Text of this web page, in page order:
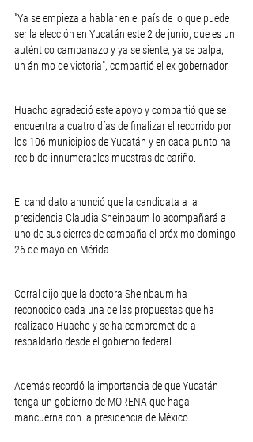
"Ya se empieza a hablar en el país de lo que puede
ser la elección en Yucatán este 2 de junio, que es un
auténtico campanazo y ya se siente, ya se palpa,
un ánimo de victoria", compartió el ex gobernador.
Huacho agradeció este apoyo y compartió que se
encuentra a cuatro días de finalizar el recorrido por
los 106 municipios de Yucatán y en cada punto ha
recibido innumerables muestras de cariño.
El candidato anunció que la candidata a la
presidencia Claudia Sheinbaum lo acompañará a
uno de sus cierres de campaña el próximo domingo
26 de mayo en Mérida.
Corral dijo que la doctora Sheinbaum ha
reconocido cada una de las propuestas que ha
realizado Huacho y se ha comprometido a
respaldarlo desde el gobierno federal.
Además recordó la importancia de que Yucatán
tenga un gobierno de MORENA que haga
mancuerna con la presidencia de México.